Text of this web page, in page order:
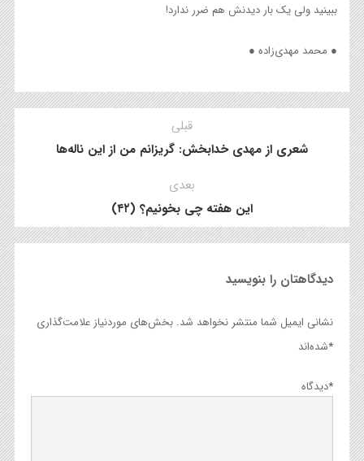
ببینید ولی یک بار دیدنش هم ضرر ندارد!
● محمد مهدی‌زاده ●
قبلی
شعری از مهدی خدابخش: گریزانم من از این ناله‌ها
بعدی
این هفته چی بخونیم؟ (۴۲)
دیدگاهتان را بنویسید
نشانی ایمیل شما منتشر نخواهد شد. بخش‌های موردنیاز علامت‌گذاری
شده‌اند*
دیدگاه*